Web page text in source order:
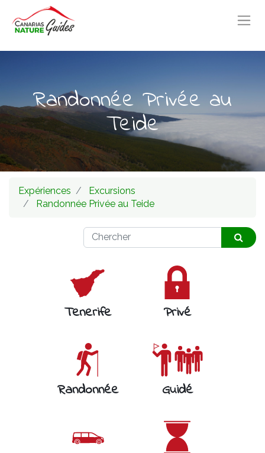
Randonnée Privée au
Teide
Expériences
Excursions
Randonnée Privée au Teide
Tenerife Privé
Randonnée Guidé